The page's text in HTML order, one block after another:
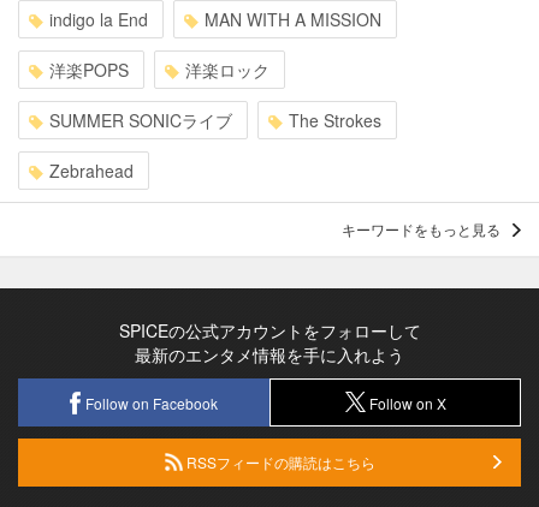
indigo la End MAN WITH A MISSION
洋楽POPS 洋楽ロック
SUMMER SONICライブ The Strokes
Zebrahead
キーワードをもっと見る
SPICEの公式アカウントをフォローして
最新のエンタメ情報を手に入れよう
Follow on Facebook Follow on X
RSSフィードの購読はこちら